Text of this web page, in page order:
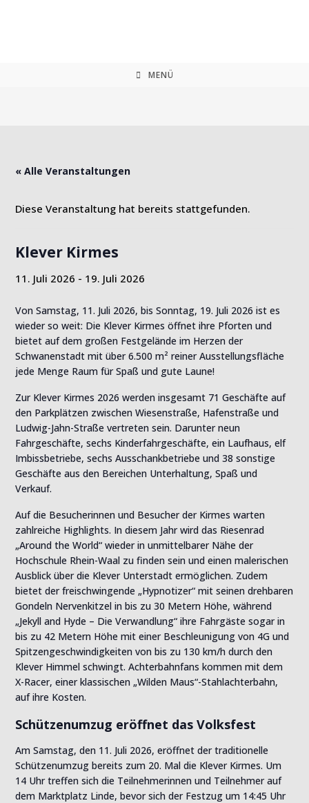
MENÜ
« Alle Veranstaltungen
Diese Veranstaltung hat bereits stattgefunden.
Klever Kirmes
11. Juli 2026 - 19. Juli 2026
Von Samstag, 11. Juli 2026, bis Sonntag, 19. Juli 2026 ist es
wieder so weit: Die Klever Kirmes öffnet ihre Pforten und
bietet auf dem großen Festgelände im Herzen der
Schwanenstadt mit über 6.500 m² reiner Ausstellungsfläche
jede Menge Raum für Spaß und gute Laune!
Zur Klever Kirmes 2026 werden insgesamt 71 Geschäfte auf
den Parkplätzen zwischen Wiesenstraße, Hafenstraße und
Ludwig-Jahn-Straße vertreten sein. Darunter neun
Fahrgeschäfte, sechs Kinderfahrgeschäfte, ein Laufhaus, elf
Imbissbetriebe, sechs Ausschankbetriebe und 38 sonstige
Geschäfte aus den Bereichen Unterhaltung, Spaß und
Verkauf.
Auf die Besucherinnen und Besucher der Kirmes warten
zahlreiche Highlights. In diesem Jahr wird das Riesenrad
„Around the World“ wieder in unmittelbarer Nähe der
Hochschule Rhein-Waal zu finden sein und einen malerischen
Ausblick über die Klever Unterstadt ermöglichen. Zudem
bietet der freischwingende „Hypnotizer“ mit seinen drehbaren
Gondeln Nervenkitzel in bis zu 30 Metern Höhe, während
„Jekyll and Hyde – Die Verwandlung“ ihre Fahrgäste sogar in
bis zu 42 Metern Höhe mit einer Beschleunigung von 4G und
Spitzengeschwindigkeiten von bis zu 130 km/h durch den
Klever Himmel schwingt. Achterbahnfans kommen mit dem
X-Racer, einer klassischen „Wilden Maus“-Stahlachterbahn,
auf ihre Kosten.
Schützenumzug eröffnet das Volksfest
Am Samstag, den 11. Juli 2026, eröffnet der traditionelle
Schützenumzug bereits zum 20. Mal die Klever Kirmes. Um
14 Uhr treffen sich die Teilnehmerinnen und Teilnehmer auf
dem Marktplatz Linde, bevor sich der Festzug um 14:45 Uhr